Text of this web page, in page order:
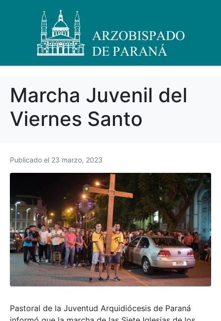
Marcha Juvenil del
Viernes Santo
Publicado el 23 marzo, 2023
Pastoral de la Juventud Arquidiócesis de Paraná